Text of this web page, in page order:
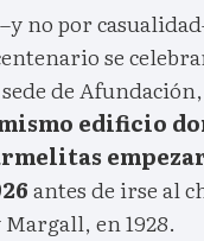
no por
se
de
edificio
antes de irse al
en 1928.